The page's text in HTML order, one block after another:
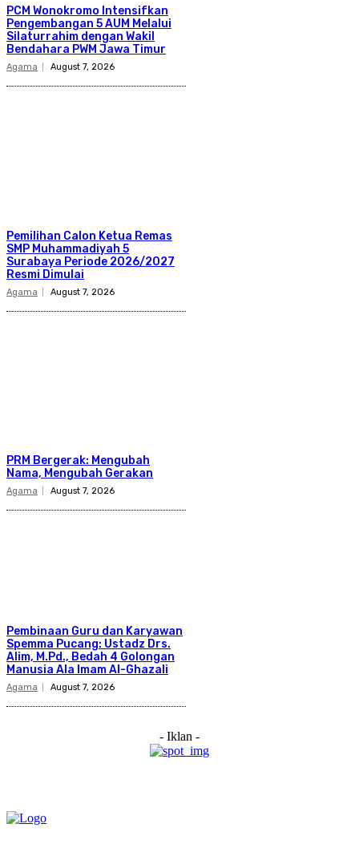
PCM Wonokromo Intensifkan
Pengembangan 5 AUM Melalui
Silaturrahim dengan Wakil
Bendahara PWM Jawa Timur
Agama August 7, 2026
Pemilihan Calon Ketua Remas
SMP Muhammadiyah 5
Surabaya Periode 2026/2027
Resmi Dimulai
Agama August 7, 2026
PRM Bergerak: Mengubah
Nama, Mengubah Gerakan
Agama August 7, 2026
Pembinaan Guru dan Karyawan
Spemma Pucang: Ustadz Drs.
Alim, M.Pd., Bedah 4 Golongan
Manusia Ala Imam Al-Ghazali
Agama August 7, 2026
- Iklan -